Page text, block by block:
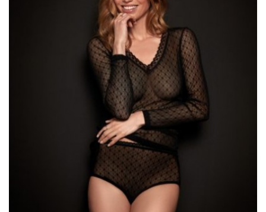
Lencería
Prendas moldeadoras
Hombre
Ortopedia
Outlet